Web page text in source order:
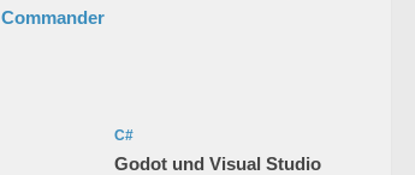
Commander
C#
Godot und Visual Studio